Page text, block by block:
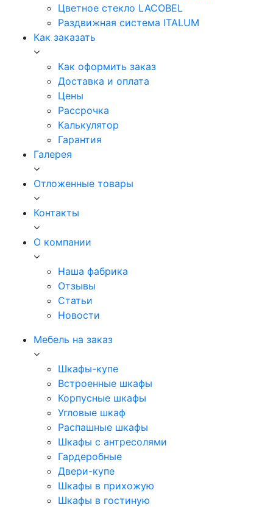
Цветное стекло LACOBEL
Раздвижная система ITALUM
Как заказать
Как оформить заказ
Доставка и оплата
Цены
Рассрочка
Калькулятор
Гарантия
Галерея
Отложенные товары
Контакты
О компании
Наша фабрика
Отзывы
Статьи
Новости
Мебель на заказ
Шкафы-купе
Встроенные шкафы
Корпусные шкафы
Угловые шкаф
Распашные шкафы
Шкафы с антресолями
Гардеробные
Двери-купе
Шкафы в прихожую
Шкафы в гостиную